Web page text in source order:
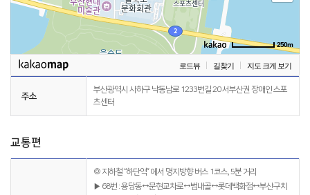
250m
로드뷰 길찾기 지도 크게 보기
주소
부산광역시 사하구 낙동남로 1233번길 20 서부산권 장애인 스포
츠센터
교통편
◎ 지하철 “하단역” 에서 명지방향 버스 1코스, 5분 거리
▶ 68번 : 용당동↔문현교차로↔범내골↔롯데백화점↔부산구치